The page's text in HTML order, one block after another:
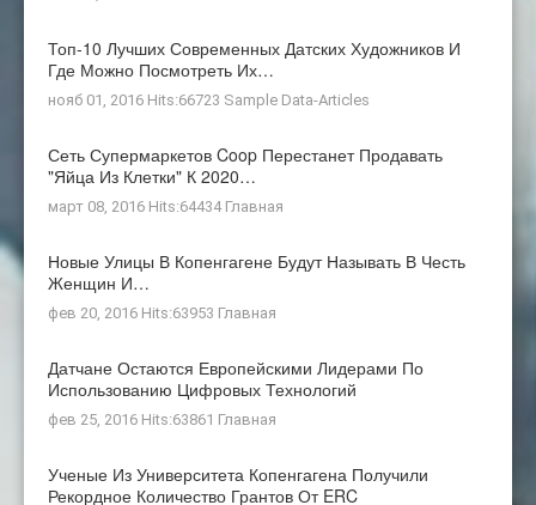
Топ-10 Лучших Современных Датских Художников И
Где Можно Посмотреть Их…
нояб 01, 2016 Hits:66723 Sample Data-Articles
Сеть Супермаркетов Coop Перестанет Продавать
"яйца Из Клетки" К 2020…
март 08, 2016 Hits:64434 Главная
Новые Улицы В Копенгагене Будут Называть В Честь
Женщин И…
фев 20, 2016 Hits:63953 Главная
Датчане Остаются Европейскими Лидерами По
Использованию Цифровых Технологий
фев 25, 2016 Hits:63861 Главная
Ученые Из Университета Копенгагена Получили
Рекордное Количество Грантов От ERC